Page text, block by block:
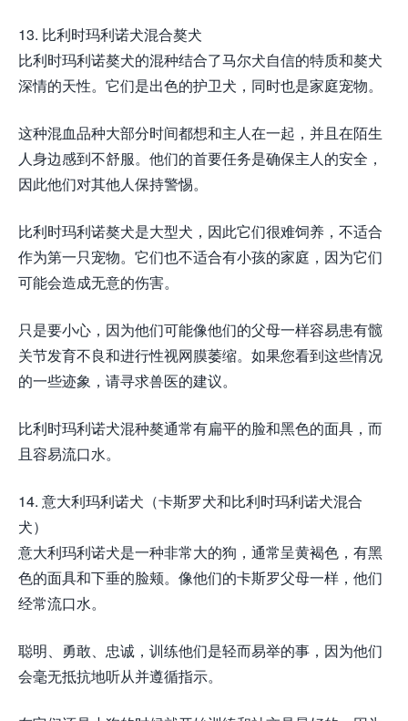
13. 比利时玛利诺犬混合獒犬
比利时玛利诺獒犬的混种结合了马尔犬自信的特质和獒犬
深情的天性。它们是出色的护卫犬，同时也是家庭宠物。
这种混血品种大部分时间都想和主人在一起，并且在陌生
人身边感到不舒服。他们的首要任务是确保主人的安全，
因此他们对其他人保持警惕。
比利时玛利诺獒犬是大型犬，因此它们很难饲养，不适合
作为第一只宠物。它们也不适合有小孩的家庭，因为它们
可能会造成无意的伤害。
只是要小心，因为他们可能像他们的父母一样容易患有髋
关节发育不良和进行性视网膜萎缩。如果您看到这些情况
的一些迹象，请寻求兽医的建议。
比利时玛利诺犬混种獒通常有扁平的脸和黑色的面具，而
且容易流口水。
14. 意大利玛利诺犬（卡斯罗犬和比利时玛利诺犬混合
犬）
意大利玛利诺犬是一种非常大的狗，通常呈黄褐色，有黑
色的面具和下垂的脸颊。像他们的卡斯罗父母一样，他们
经常流口水。
聪明、勇敢、忠诚，训练他们是轻而易举的事，因为他们
会毫无抵抗地听从并遵循指示。